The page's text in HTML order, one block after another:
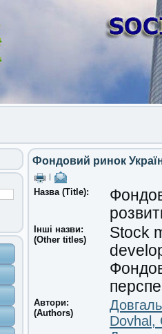
Фондовий ринок
Назва (Title):
Інші назви:
(Other titles)
Stock
Автори:
(Authors)
Dovhal,